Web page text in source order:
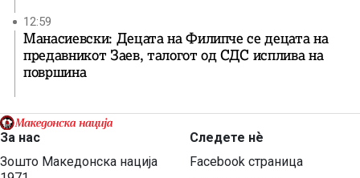
12:59
Манасиевски: Децата на Филипче се децата на
предавникот Заев, талогот од СДС исплива на
површина
За нас
Зошто Македонска нација
Следете нѐ
Facebook страница